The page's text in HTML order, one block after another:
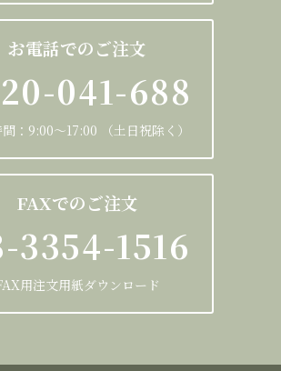
お電話でのご注文
041-688
：9:00～17:00 （土日祝除く）
FAXでのご注文
3354-1516
用注文用紙ダウンロード